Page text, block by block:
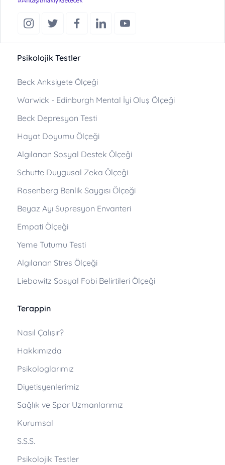
Terappin
Nasıl Çalışır?
Hakkımızda
Psikologlarımız
Diyetisyenlerimiz
Sağlık ve Spor Uzmanlarımız
Kurumsal
S.S.S.
Psikolojik Testler
Psikolojik Testler
Beck Anksiyete Ölçeği
Warwick - Edinburgh Mental İyi Oluş Ölçeği
Beck Depresyon Testi
Hayat Doyumu Ölçeği
Algılanan Sosyal Destek Ölçeği
Schutte Duygusal Zeka Ölçeği
Rosenberg Benlik Saygısı Ölçeği
Beyaz Ayı Supresyon Envanteri
Empati Ölçeği
Yeme Tutumu Testi
Algılanan Stres Ölçeği
Liebowitz Sosyal Fobi Belirtileri Ölçeği